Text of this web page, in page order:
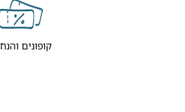
קופונים